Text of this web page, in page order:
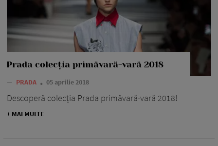
Prada colecția primăvară-vară 2018
— PRADA 05 aprilie 2018
Descoperă colecția Prada primăvară-vară 2018!
+ MAI MULTE